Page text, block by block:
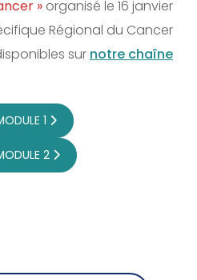
» organisé le 16 janvier
Régional du Cancer
sur notre chaîne
1
2